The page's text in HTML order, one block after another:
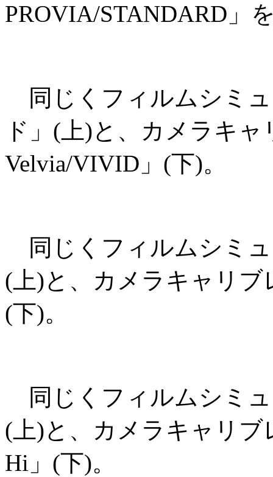
PROVIA/STANDARD」
同じくフィルムシミ
ド」(上)と、カメラキャ
Velvia/VIVID」(下)。
同じくフィルムシミ
(上)と、カメラキャリブ
(下)。
同じくフィルムシミュ
(上)と、カメラキャリブ
Hi」(下)。